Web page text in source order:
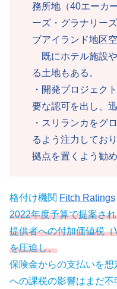
務所地（40エーカ
ーズ・グラナリー
ブアイランド地区
既にホテル施設
る土地もある。
・開発プロジェク
要な認可を出し、
・スリランカをグ
るよう注力してお
拠点を置くよう勧め
格付け機関 Fitch Ratings
2022年度予算で提案さ
提供者への付加価値税
を圧迫し、
保険金からの支払いを
への課税の影響はまだ不